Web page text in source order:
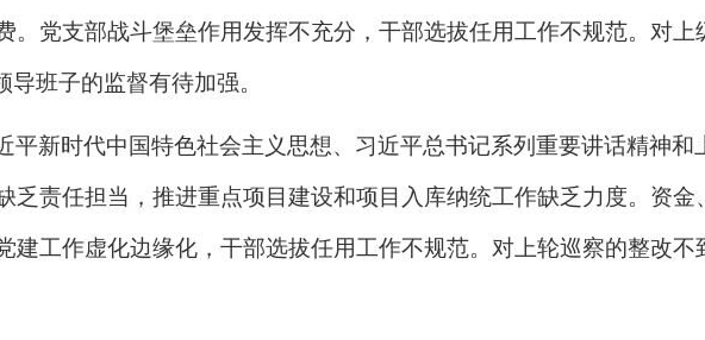
。党支部战斗堡垒作用发挥不充分，干部选拔任用工作不规范。对
班子的监督有待加强。
平新时代中国特色社会主义思想、习近平总书记系列重要讲话精神和
乏责任担当，推进重点项目建设和项目入库纳统工作缺乏力度。资金
建工作虚化边缘化，干部选拔任用工作不规范。对上轮巡察的整改不